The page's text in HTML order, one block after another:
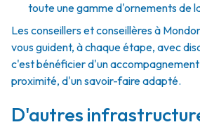
toute une gamme d'ornements de
Les conseillers et conseillères à
vous guident, à chaque étape, avec
c'est bénéficier d'un
proximité, d'un savoir-faire adapté.
D'autres